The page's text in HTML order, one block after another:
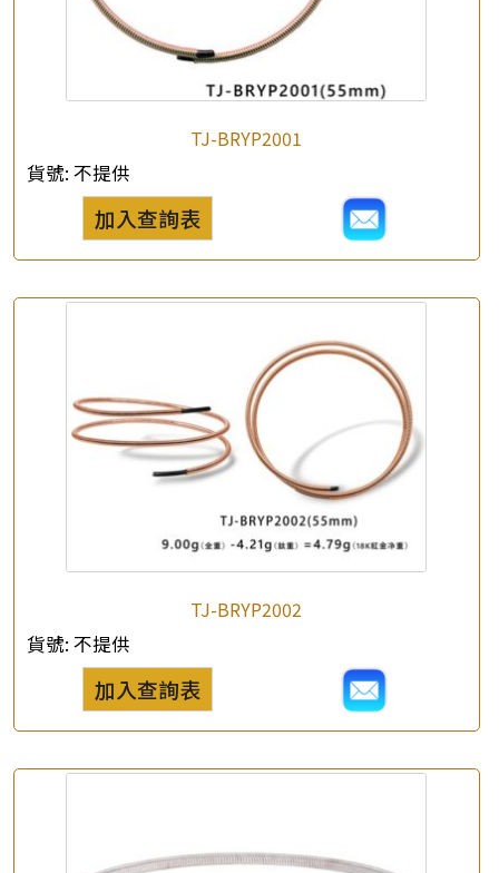
產品查詢 ×
*e-mail
*聯絡電話
TJ-BRYP2001
貨號: 不提供
加入查詢表
TJ-BRYP2002
貨號: 不提供
加入查詢表